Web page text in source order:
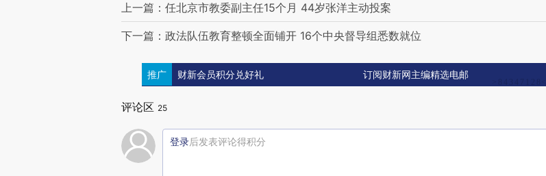
上一篇：任北京市教委副主任15个月 44岁张洋主动投案
下一篇：政法队伍教育整顿全面铺开 16个中央督导组悉数就位
推广 财新会员积分兑好礼 订阅财新网主编精选电邮
评论区 25
登录后发表评论得积分